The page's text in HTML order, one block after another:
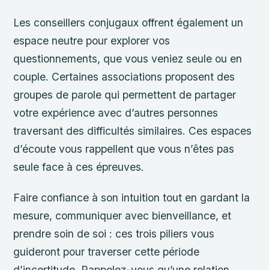
Les conseillers conjugaux offrent également un
espace neutre pour explorer vos
questionnements, que vous veniez seule ou en
couple. Certaines associations proposent des
groupes de parole qui permettent de partager
votre expérience avec d’autres personnes
traversant des difficultés similaires. Ces espaces
d’écoute vous rappellent que vous n’êtes pas
seule face à ces épreuves.
Faire confiance à son intuition tout en gardant la
mesure, communiquer avec bienveillance, et
prendre soin de soi : ces trois piliers vous
guideront pour traverser cette période